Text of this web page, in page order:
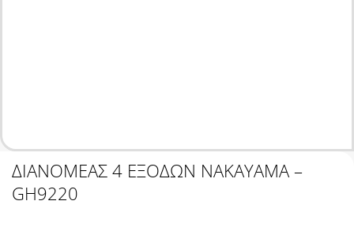
ΔΙΑΝΟΜΕΑΣ 4 ΕΞΟΔΩΝ NAKAYAMA –
GH9220